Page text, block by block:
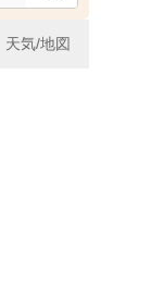
天気/地図